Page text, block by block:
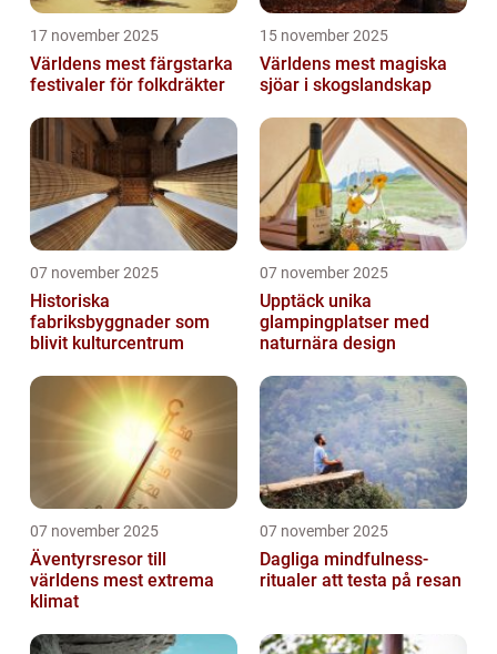
17 november 2025
Världens mest färgstarka
festivaler för folkdräkter
15 november 2025
Världens mest magiska
sjöar i skogslandskap
07 november 2025
Historiska
fabriksbyggnader som
blivit kulturcentrum
07 november 2025
Upptäck unika
glampingplatser med
naturnära design
07 november 2025
Äventyrsresor till
världens mest extrema
klimat
07 november 2025
Dagliga mindfulness-
ritualer att testa på resan